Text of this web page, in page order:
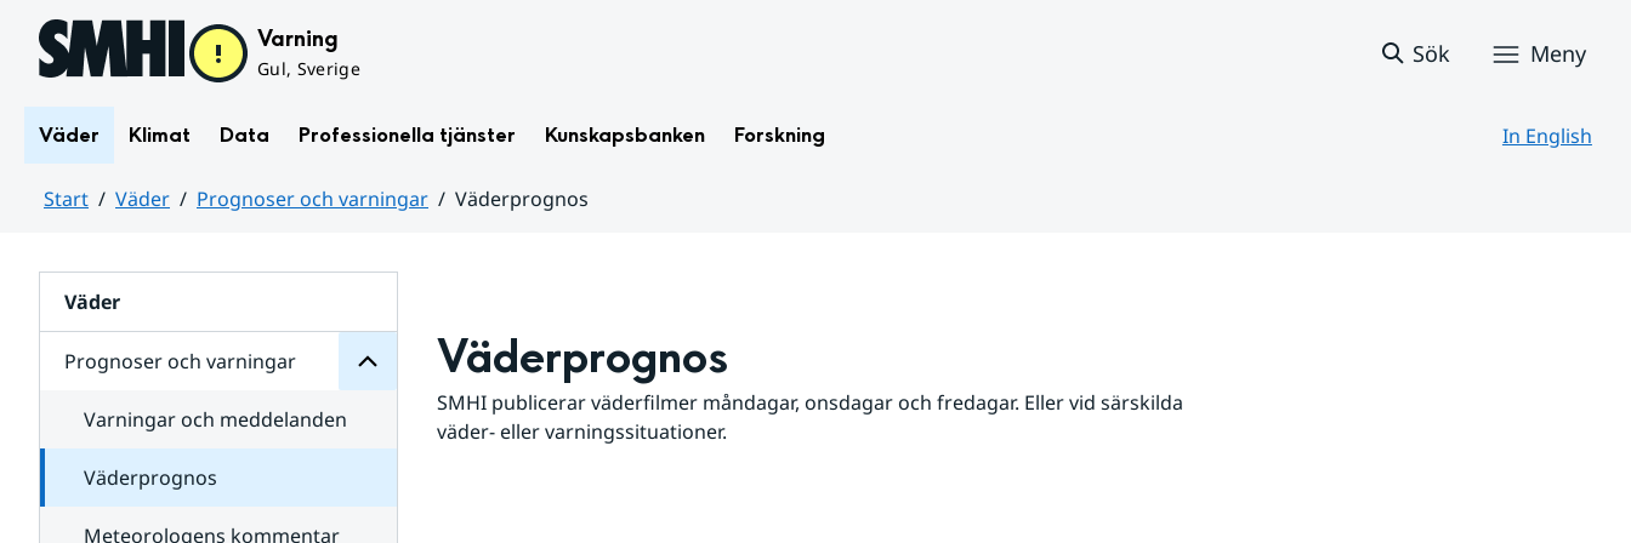
Hoppa till sidans innehåll Varning
Gul, Sverige
Sök Meny
Väder Klimat Data Professionella tjänster Kunskapsbanken Forskning In English
Start Väder Prognoser och varningar
Väderprognos
Väder
Prognoser och varningar
för
varningar
Varningar och meddelanden
Väderprognos
Meteorologens kommentar
Väderprognos
SMHI publicerar väderfilmer måndagar, onsdagar och fredagar. Eller vid särskilda
väder- eller varningssituationer.